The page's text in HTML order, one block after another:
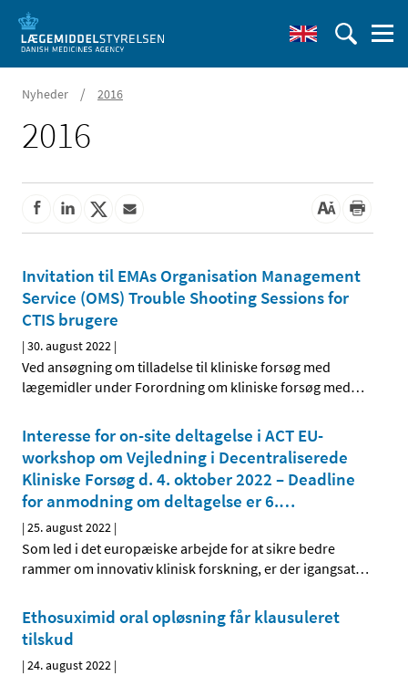
Nyheder / 2016
2016
Invitation til EMAs Organisation Management
Service (OMS) Trouble Shooting Sessions for
CTIS brugere
|30. august 2022 |
Ved ansøgning om tilladelse til kliniske forsøg med
lægemidler under Forordning om kliniske forsøg med…
Interesse for on-site deltagelse i ACT EU-
workshop om Vejledning i Decentraliserede
Kliniske Forsøg d. 4. oktober 2022 – Deadline
for anmodning om deltagelse er 6.…
|25. august 2022 |
Som led i det europæiske arbejde for at sikre bedre
rammer om innovativ klinisk forskning, er der igangsat…
Ethosuximid oral opløsning får klausuleret
tilskud
|24. august 2022 |